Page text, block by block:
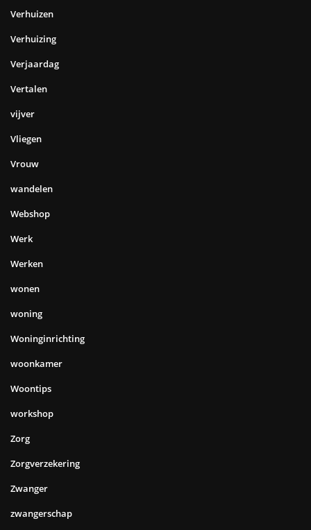
Verhuizen
Verhuizing
Verjaardag
Vertalen
vijver
Vliegen
Vrouw
wandelen
Webshop
Werk
Werken
wonen
woning
Woninginrichting
woonkamer
Woontips
workshop
Zorg
Zorgverzekering
Zwanger
zwangerschap